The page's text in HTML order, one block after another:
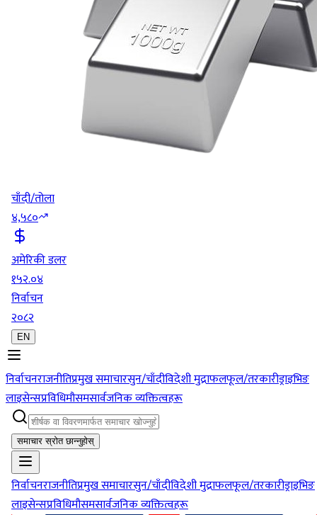
चाँदी/तोला
४,५८०
अमेरिकी डलर
१५२.०४
निर्वाचन
२०८२
EN
निर्वाचनराजनीतिप्रमुख समाचारसुन/चाँदीविदेशी मुद्राफलफूल/तरकारीड्राइभिङ
लाइसेन्सप्रविधिमौसमसार्वजनिक व्यक्तित्वहरू
समाचार स्रोत छान्नुहोस्
निर्वाचनराजनीतिप्रमुख समाचारसुन/चाँदीविदेशी मुद्राफलफूल/तरकारीड्राइभिङ
लाइसेन्सप्रविधिमौसमसार्वजनिक व्यक्तित्वहरू